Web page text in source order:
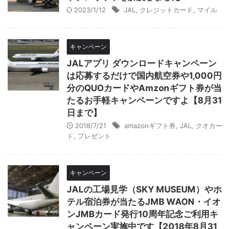
2023/1/12 JAL クレジットカード マイル
キャンペーン
JALアプリ ダウンロードキャンペーン
は応募するだけで国内航空券や1,000円
分のQUOカードやAmzonギフト券が当
たるお手軽キャンペーンですよ【8月31
日まで】
2018/7/21 amazonギフト券 JAL
クオカー
ド
プレゼント
キャンペーン
JALの工場見学（SKY MUSEUM）やホ
テル宿泊券が当たるJMB WAON・イオ
ンJMBカード発行10周年記念ご利用キ
ャンペーン実施中です【2018年8月31